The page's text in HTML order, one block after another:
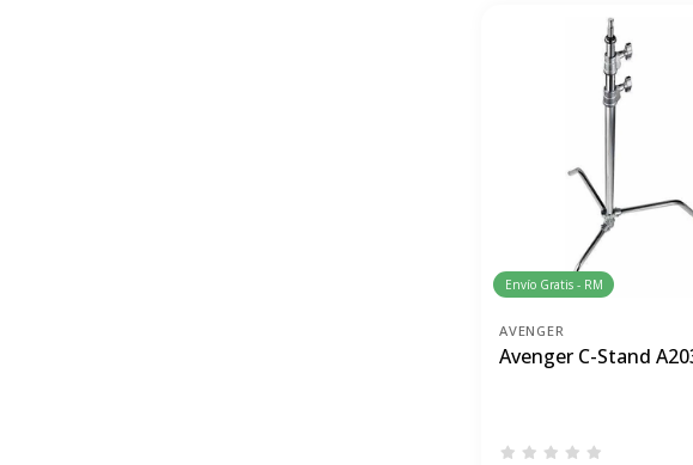
Envío Gratis - RM
AVENGER
Avenger C-Stand